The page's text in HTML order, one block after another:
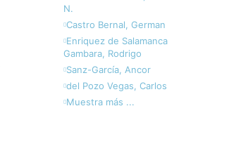
N.
Castro Bernal, German
Enriquez de Salamanca
Gambara, Rodrigo
Sanz-García, Ancor
del Pozo Vegas, Carlos
Muestra más ...